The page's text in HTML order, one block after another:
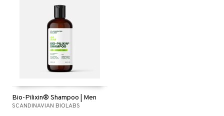
Bio-Pilixin® Shampoo | Men
SCANDINAVIAN BIOLABS